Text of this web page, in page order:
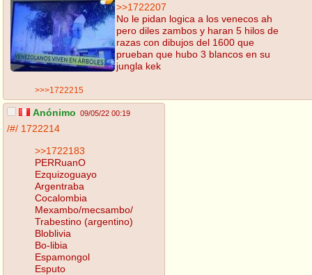
>>1722207
No le pidan logica a los venecos ah
pero diles zambos y haran 5 hilos de
razas con dibujos del 1600 que
prueban que hubo 3 blancos en su
jungla kek
>>>1722215
Anónimo 09/05/22 00:19
/#/ 1722214
>>1722183
PERRuanO
Ezquizoguayo
Argentraba
Cocalombia
Mexambo/mecsambo/
Trabestino (argentino)
Bloblivia
Bo-libia
Espamongol
Esputo